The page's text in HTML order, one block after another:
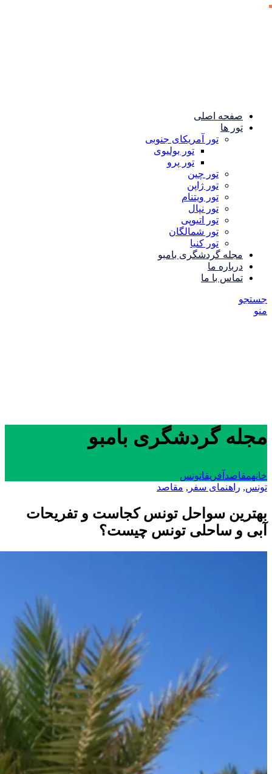
صفحه اصلی
تور ها
تور آمریکای جنوبی
تور بولیوی
تور پرو
تور چین
تور ژاپن
تور ویتنام
تور نپال
تور اتیوپی
تور شمالگان
تور کنیا
مجله گردشگری بامبو
درباره ما
تماس با ما
جستجو
منو
مجله گردشگری بامبو
خانهمقاصد آفریقاتونس
تونس, راهنمای سفر , مقاصد
بهترین سواحل تونس کجاست و تفریحات
آبی و ساحلی تونس چیست؟